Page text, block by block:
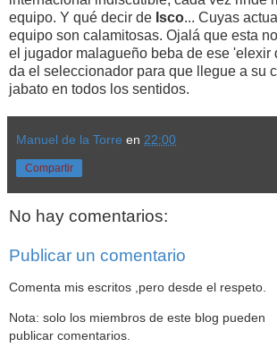
equipo. Y qué decir de Isco... Cuyas
equipo son calamitosas. Ojalá que esta
el jugador malagueño beba de ese 'elexir
da el seleccionador para que llegue a su
jabato en todos los sentidos.
Manuel de la Torre en 22:00
Compartir
No hay comentarios:
Publicar un comentario
Comenta mis escritos ,pero desde el respeto.
Nota: solo los miembros de este blog pueden
publicar comentarios.